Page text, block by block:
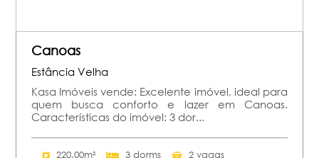
Canoas
Estância Velha
Kasa Imóveis vende: Excelente imóvel, ideal para
quem busca conforto e lazer em Canoas.
Características do imóvel: 3 dor...
220.00m² 3 dorms 2 vagas